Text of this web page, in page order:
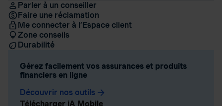
Parler à un conseiller
Faire une réclamation
Me connecter à l’Espace client
Zone conseils
Durabilité
Gérez facilement vos assurances et produits
financiers en ligne
Découvrir nos outils arrow_forward
Télécharger iA Mobile